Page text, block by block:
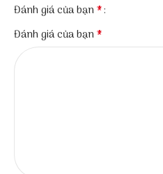
Đánh giá của bạn*
Đánh giá của bạn*